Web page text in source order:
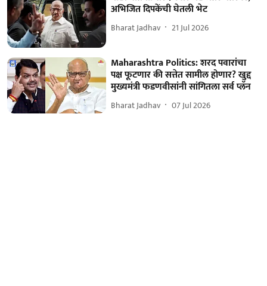
अभिजित दिपकेंची घेतली भेट
Bharat Jadhav 21 Jul 2026
Maharashtra Politics: शरद पवारांचा
पक्ष फूटणार की सत्तेत सामील होणार? खुद्द
मुख्यमंत्री फडणवीसांनी सांगितला सर्व प्लॅन
Bharat Jadhav 07 Jul 2026